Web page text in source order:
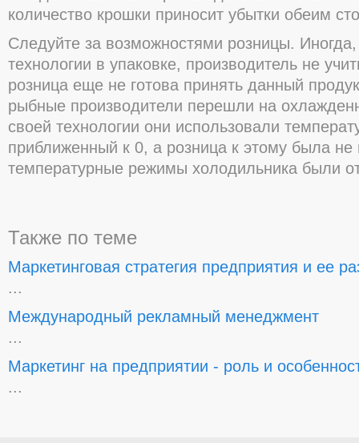
количество крошки приносит убытки обеим
Следуйте за возможностями розницы.
технологии в упаковке, производитель не
розница еще не готова принять данный
рыбные производители перешли на
своей технологии они использовали
приближенный к 0, а розница к этому была не
температурные режимы холодильника были
Также по теме
Маркетинговая стратегия предприятия и ее
...
Международный рекламный менеджмент
...
Маркетинг на предприятии - роль и
...